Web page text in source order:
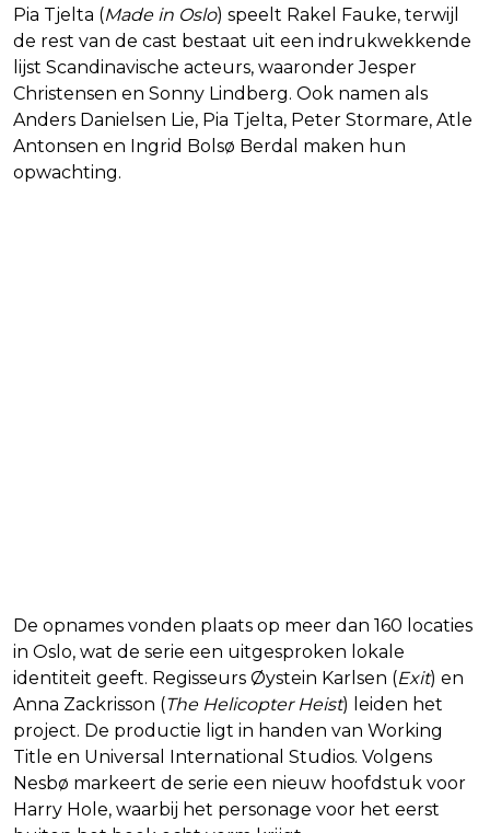
Pia Tjelta (Made in Oslo) speelt Rakel Fauke, terwijl
de rest van de cast bestaat uit een indrukwekkende
lijst Scandinavische acteurs, waaronder Jesper
Christensen en Sonny Lindberg. Ook namen als
Anders Danielsen Lie, Pia Tjelta, Peter Stormare, Atle
Antonsen en Ingrid Bolsø Berdal maken hun
opwachting.
De opnames vonden plaats op meer dan 160 locaties
in Oslo, wat de serie een uitgesproken lokale
identiteit geeft. Regisseurs Øystein Karlsen (Exit) en
Anna Zackrisson (The Helicopter Heist) leiden het
project. De productie ligt in handen van Working
Title en Universal International Studios. Volgens
Nesbø markeert de serie een nieuw hoofdstuk voor
Harry Hole, waarbij het personage voor het eerst